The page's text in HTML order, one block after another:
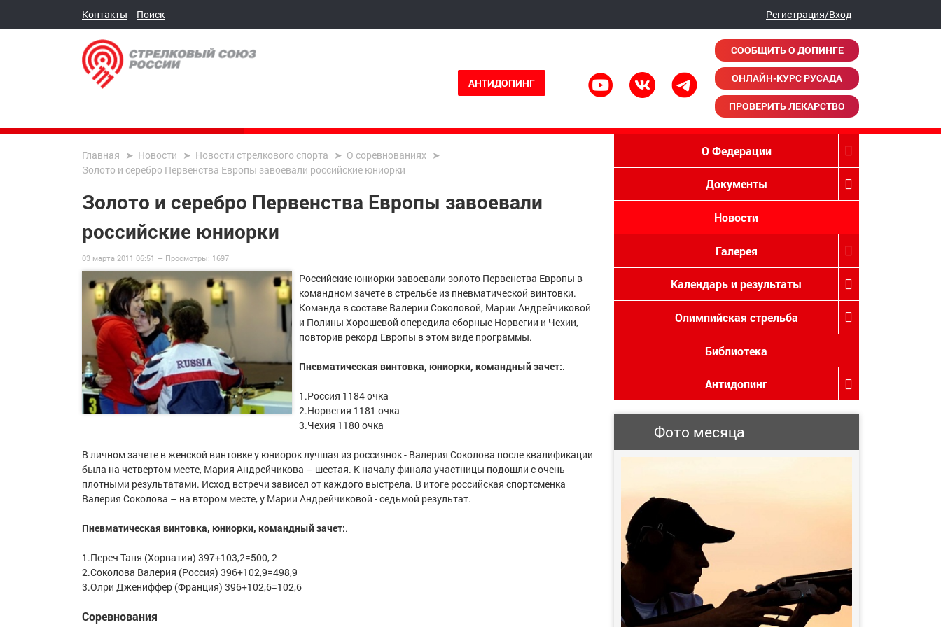
Контакты Поиск Регистрация/Вход
АНТИДОПИНГ
СООБЩИТЬ О ДОПИНГЕ
ОНЛАЙН-КУРС РУСАДА
ПРОВЕРИТЬ ЛЕКАРСТВО
Главная Новости Новости стрелкового спорта
О соревнованиях
Золото и серебро Первенства Европы завоевали российские юниорки
Золото и серебро Первенства Европы завоевали
российские юниорки
03 марта 2011 06:51 — Просмотры: 1697
Российские юниорки завоевали золото Первенства Европы в
командном зачете в стрельбе из пневматической винтовки.
Команда в составе Валерии Соколовой, Марии Андрейчиковой
и Полины Хорошевой опередила сборные Норвегии и Чехии,
повторив рекорд Европы в этом виде программы.
Пневматическая винтовка, юниорки, командный зачет:.
1.Россия 1184 очка
2.Норвегия 1181 очка
3.Чехия 1180 очка
В личном зачете в женской винтовке у юниорок лучшая из россиянок - Валерия Соколова после квалификации
была на четвертом месте, Мария Андрейчикова – шестая. К началу финала участницы подошли с очень
плотными результатами. Исход встречи зависел от каждого выстрела. В итоге российская спортсменка
Валерия Соколова – на втором месте, у Марии Андрейчиковой - седьмой результат.
Пневматическая винтовка, юниорки, командный зачет:.
1.Переч Таня (Хорватия) 397+103,2=500, 2
2.Соколова Валерия (Россия) 396+102,9=498,9
3.Олри Джениффер (Франция) 396+102,6=102,6
Соревнования
О Федерации
Документы
Новости
Галерея
Календарь и результаты
Олимпийская стрельба
Библиотека
Антидопинг
Фото месяца